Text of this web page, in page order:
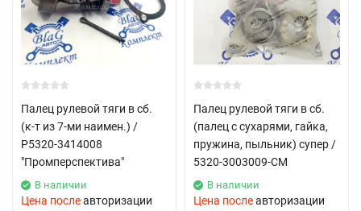
Палец рулевой тяги в сб.
(к-т из 7-ми наимен.) /
Р5320-3414008
"Промперспектива"
В наличии
Цена послеавторизации
Палец рулевой тяги в сб.
(палец с сухарями, гайка,
пружина, пыльник) супер /
5320-3003009-СМ
В наличии
Цена послеавторизации